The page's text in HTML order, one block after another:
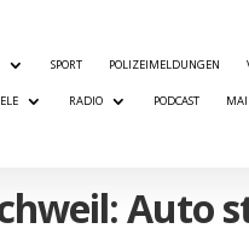
SPORT POLIZEIMELDUNGEN
RADIO PODCAST
Auto